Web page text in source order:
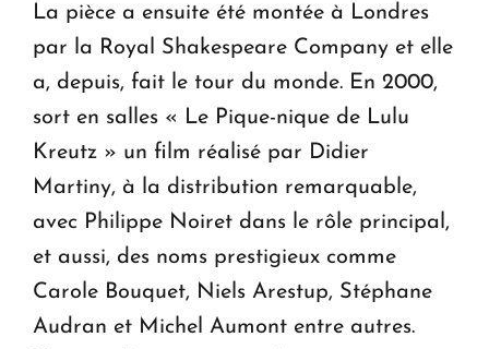
La pièce a ensuite été montée à Londres
par la Royal Shakespeare Company et elle
a, depuis, fait le tour du monde. En 2000,
sort en salles « Le Pique-nique de Lulu
Kreutz » un film réalisé par Didier
Martiny, à la distribution remarquable,
avec Philippe Noiret dans le rôle principal,
et aussi, des noms prestigieux comme
Carole Bouquet, Niels Arestup, Stéphane
Audran et Michel Aumont entre autres.